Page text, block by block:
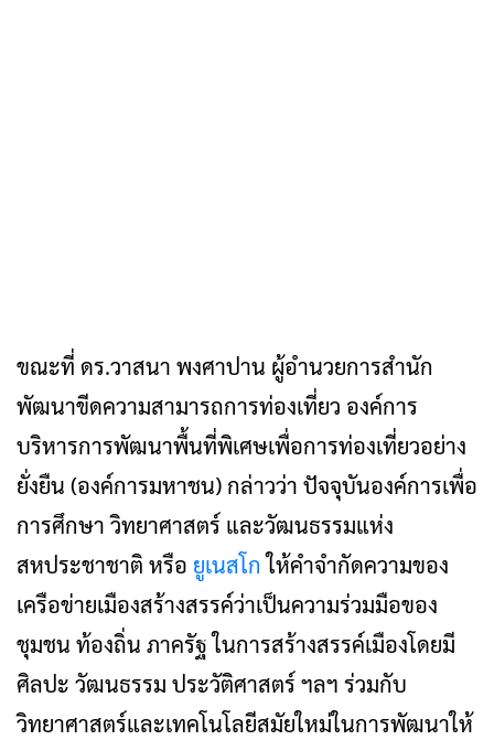
ขณะที่ ดร.วาสนา พงศาปาน ผู้อำนวยการสำนัก
พัฒนาขีดความสามารถการท่องเที่ยว องค์การ
บริหารการพัฒนาพื้นที่พิเศษเพื่อการท่องเที่ยวอย่าง
ยั่งยืน (องค์การมหาชน) กล่าวว่า ปัจจุบันองค์การเพื่อ
การศึกษา วิทยาศาสตร์ และวัฒนธรรมแห่ง
สหประชาชาติ หรือ ยูเนสโกให้คำจำกัดความของ
เครือข่ายเมืองสร้างสรรค์ว่าเป็นความร่วมมือของ
ชุมชน ท้องถิ่น ภาครัฐ ในการสร้างสรรค์เมืองโดยมี
ศิลปะ วัฒนธรรม ประวัติศาสตร์ ฯลฯ ร่วมกับ
วิทยาศาสตร์และเทคโนโลยีสมัยใหม่ในการพัฒนาให้